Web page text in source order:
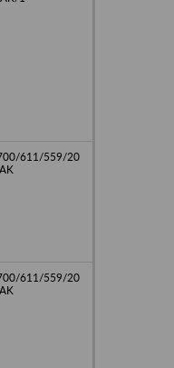
611/559/20
611/559/20